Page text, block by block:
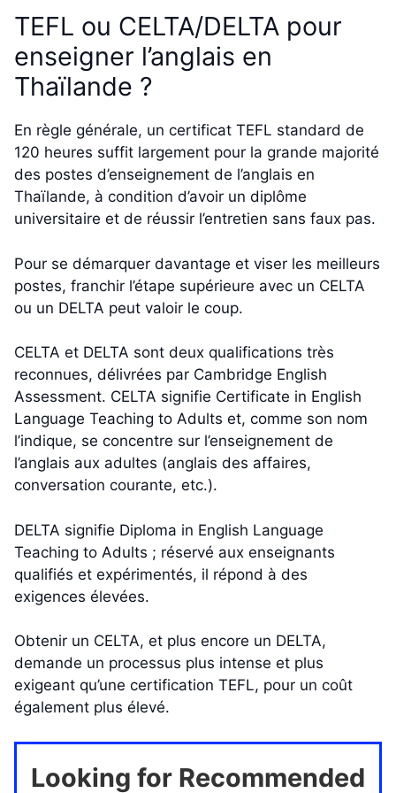
TEFL ou CELTA/DELTA pour
enseigner l’anglais en
Thaïlande ?
En règle générale, un certificat TEFL standard de
120 heures suffit largement pour la grande majorité
des postes d’enseignement de l’anglais en
Thaïlande, à condition d’avoir un diplôme
universitaire et de réussir l’entretien sans faux pas.
Pour se démarquer davantage et viser les meilleurs
postes, franchir l’étape supérieure avec un CELTA
ou un DELTA peut valoir le coup.
CELTA et DELTA sont deux qualifications très
reconnues, délivrées par Cambridge English
Assessment. CELTA signifie Certificate in English
Language Teaching to Adults et, comme son nom
l’indique, se concentre sur l’enseignement de
l’anglais aux adultes (anglais des affaires,
conversation courante, etc.).
DELTA signifie Diploma in English Language
Teaching to Adults ; réservé aux enseignants
qualifiés et expérimentés, il répond à des
exigences élevées.
Obtenir un CELTA, et plus encore un DELTA,
demande un processus plus intense et plus
exigeant qu’une certification TEFL, pour un coût
également plus élevé.
Looking for Recommended